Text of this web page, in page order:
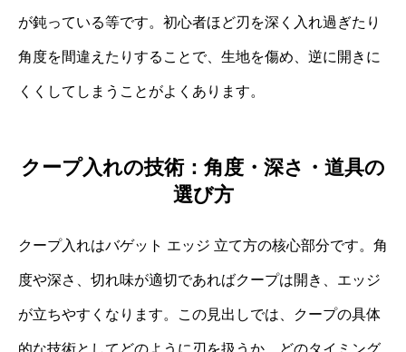
が鈍っている等です。初心者ほど刃を深く入れ過ぎたり
角度を間違えたりすることで、生地を傷め、逆に開きに
くくしてしまうことがよくあります。
クープ入れの技術：角度・深さ・道具の
選び方
クープ入れはバゲット エッジ 立て方の核心部分です。角
度や深さ、切れ味が適切であればクープは開き、エッジ
が立ちやすくなります。この見出しでは、クープの具体